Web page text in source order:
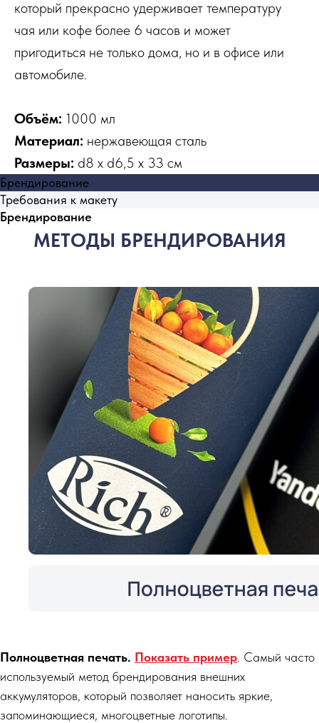
который прекрасно удерживает температуру
чая или кофе более 6 часов и может
пригодиться не только дома, но и в офисе или
автомобиле.
Объём: 1000 мл
Материал: нержавеющая cталь
Размеры: d8 х d6,5 х 33 см
Брендирование
Требования к макету
Брендирование
МЕТОДЫ БРЕНДИРОВАНИЯ
Полноцветная печать. Показать пример . Самый часто
используемый метод брендирования внешних
аккумуляторов, который позволяет наносить яркие,
запоминающиеся, многоцветные логотипы.